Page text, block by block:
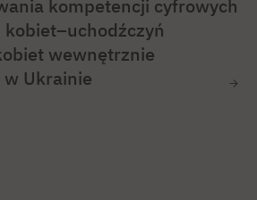
kompetencji cyfrowych
wewnętrznie
Ukrainie